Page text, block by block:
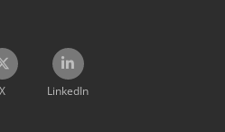
X LinkedIn